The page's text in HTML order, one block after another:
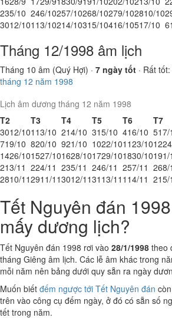
235/10 246/10257/10268/10279/102810/10
3012/101 13/10214/10315/10416/10517/10 6
Tháng 12/1998 âm lịch
Tháng 10 âm (Quý Hợi) · 7 ngày tốt · Rất tốt:
tháng 12 năm 1998
Lịch âm dương tháng 12 năm 1998
T2
T3 T4 T5 T6 T7
3012/101 13/10 214/10 315/10 416/10 517/
719/10 820/10 921/10 1022/101123/1012
1426/101527/101628/101729/101830/10191/
213/11 224/11 235/11 246/11 257/11 268/
2810/112911/113012/1131 13/11 1 14/11 215/
Tết Nguyên đán
mấy dương lịch?
Tết Nguyên đán 1998 rơi vào 28/1/1998 theo
tháng Giêng âm lịch. Các lễ âm khác trong
mỗi năm nên bảng dưới quy sẵn ra ngày
Muốn biết đếm ngược tới Tết Nguyên đán
trên vào công cụ đếm ngày, ở đó có sẵn số
tết trong năm.